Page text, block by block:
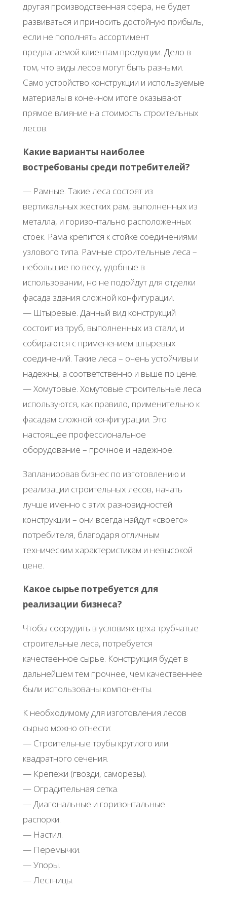
другая производственная сфера, не будет
развиваться и приносить достойную прибыль,
если не пополнять ассортимент
предлагаемой клиентам продукции. Дело в
том, что виды лесов могут быть разными.
Само устройство конструкции и используемые
материалы в конечном итоге оказывают
прямое влияние на стоимость строительных
лесов.
Какие варианты наиболее
востребованы среди потребителей?
— Рамные. Такие леса состоят из
вертикальных жестких рам, выполненных из
металла, и горизонтально расположенных
стоек. Рама крепится к стойке соединениями
узлового типа. Рамные строительные леса –
небольшие по весу, удобные в
использовании, но не подойдут для отделки
фасада здания сложной конфигурации.
— Штыревые. Данный вид конструкций
состоит из труб, выполненных из стали, и
собираются с применением штыревых
соединений. Такие леса – очень устойчивы и
надежны, а соответственно и выше по цене.
— Хомутовые. Хомутовые строительные леса
используются, как правило, применительно к
фасадам сложной конфигурации. Это
настоящее профессиональное
оборудование – прочное и надежное.
Запланировав бизнес по изготовлению и
реализации строительных лесов, начать
лучше именно с этих разновидностей
конструкции – они всегда найдут «своего»
потребителя, благодаря отличным
техническим характеристикам и невысокой
цене.
Какое сырье потребуется для
реализации бизнеса?
Чтобы соорудить в условиях цеха трубчатые
строительные леса, потребуется
качественное сырье. Конструкция будет в
дальнейшем тем прочнее, чем качественнее
были использованы компоненты.
К необходимому для изготовления лесов
сырью можно отнести:
— Строительные трубы круглого или
квадратного сечения.
— Крепежи (гвозди, саморезы).
— Оградительная сетка.
— Диагональные и горизонтальные
распорки.
— Настил.
— Перемычки.
— Упоры.
— Лестницы.